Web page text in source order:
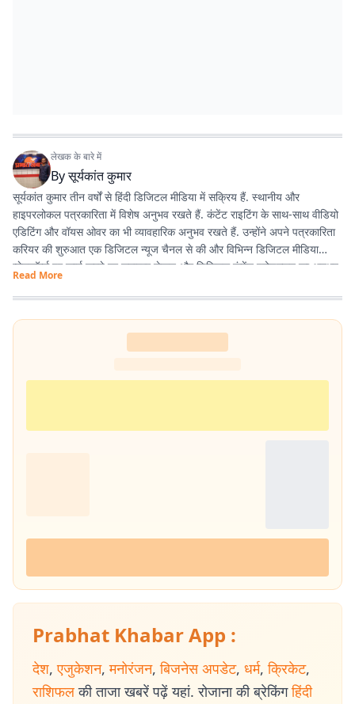
लेखक के बारे में
Byसूर्यकांत कुमार
सूर्यकांत कुमार तीन वर्षों से हिंदी डिजिटल मीडिया में सक्रिय हैं. स्थानीय और
हाइपरलोकल पत्रकारिता में विशेष अनुभव रखते हैं. कंटेंट राइटिंग के साथ-साथ वीडियो
एडिटिंग और वॉयस ओवर का भी व्यावहारिक अनुभव रखते हैं. उन्होंने अपने पत्रकारिता
करियर की शुरुआत एक डिजिटल न्यूज चैनल से की और विभिन्न डिजिटल मीडिया
प्लेटफॉर्म्स पर कार्य करते हुए समाचार लेखन और डिजिटल कंटेंट प्रोडक्शन का अनुभव
हासिल किया है. इसके अलावा खेल और मनोरंजन से जुड़ी खबरों में भी विशेष रुचि रखते
हैं.
Read More
Prabhat Khabar App :
देश, एजुकेशन, मनोरंजन, बिजनेस अपडेट, धर्म, क्रिकेट,
राशिफल की ताजा खबरें पढ़ें यहां. रोजाना की ब्रेकिंग हिंदी